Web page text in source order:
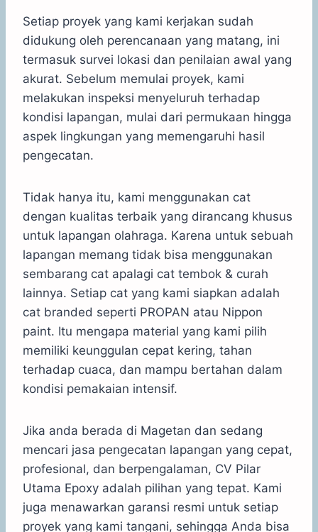
Setiap proyek yang kami kerjakan sudah
didukung oleh perencanaan yang matang, ini
termasuk survei lokasi dan penilaian awal yang
akurat. Sebelum memulai proyek, kami
melakukan inspeksi menyeluruh terhadap
kondisi lapangan, mulai dari permukaan hingga
aspek lingkungan yang memengaruhi hasil
pengecatan.
Tidak hanya itu, kami menggunakan cat
dengan kualitas terbaik yang dirancang khusus
untuk lapangan olahraga. Karena untuk sebuah
lapangan memang tidak bisa menggunakan
sembarang cat apalagi cat tembok & curah
lainnya. Setiap cat yang kami siapkan adalah
cat branded seperti PROPAN atau Nippon
paint. Itu mengapa material yang kami pilih
memiliki keunggulan cepat kering, tahan
terhadap cuaca, dan mampu bertahan dalam
kondisi pemakaian intensif.
Jika anda berada di Magetan dan sedang
mencari jasa pengecatan lapangan yang cepat,
profesional, dan berpengalaman, CV Pilar
Utama Epoxy adalah pilihan yang tepat. Kami
juga menawarkan garansi resmi untuk setiap
proyek yang kami tangani, sehingga Anda bisa